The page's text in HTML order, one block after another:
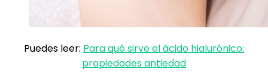
Puedes leer: Para qué sirve el ácido hialurónico:
propiedades antiedad